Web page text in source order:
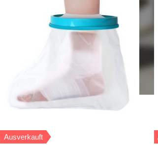
Ausverkauft